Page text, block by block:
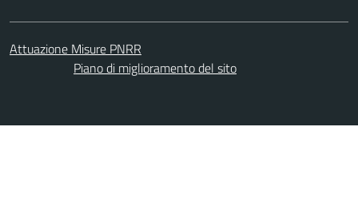
Attuazione Misure PNRR
Piano di miglioramento del sito